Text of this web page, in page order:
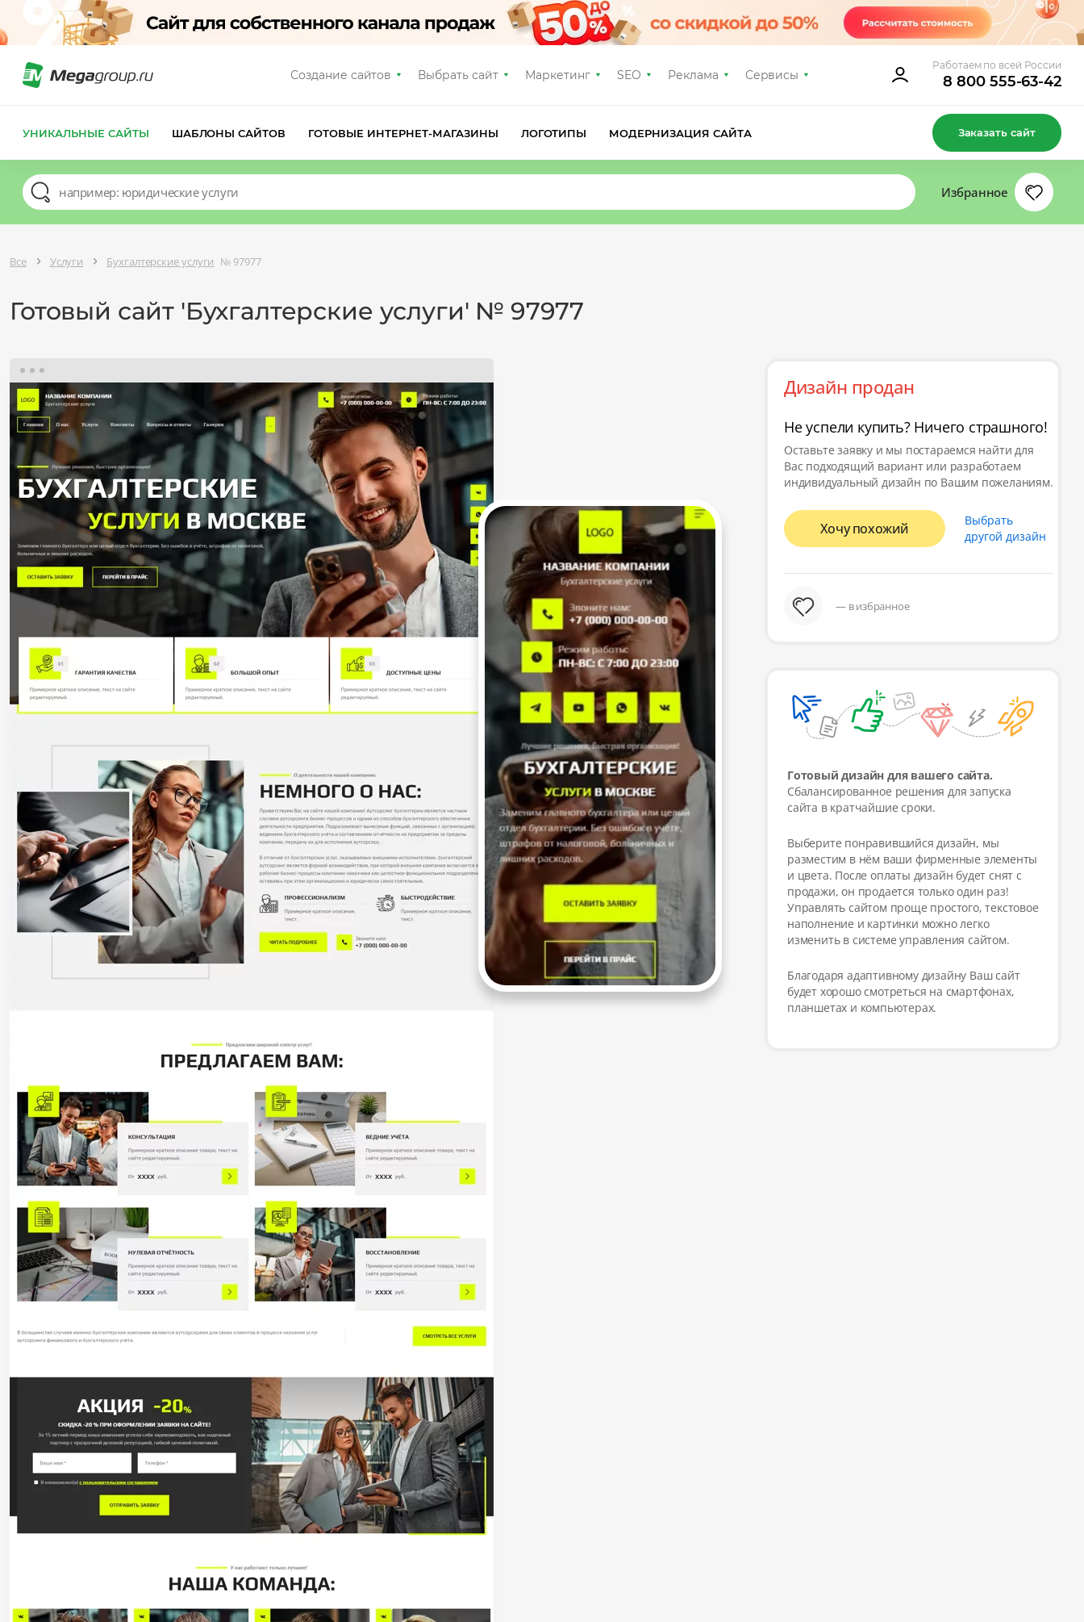
Создание сайтов Выбрать сайт Маркетинг SEO Реклама Сервисы
Работаем по всей России
8 800 555-63-42
УНИКАЛЬНЫЕ САЙТЫ ШАБЛОНЫ САЙТОВ ГОТОВЫЕ ИНТЕРНЕТ-МАГАЗИНЫ ЛОГОТИПЫ МОДЕРНИЗАЦИЯ САЙТА Заказать сайт
Избранное
Все Услуги Бухгалтерские услуги № 97977
Готовый сайт 'Бухгалтерские услуги' № 97977
Дизайн продан
Не успели купить? Ничего страшного!
Оставьте заявку и мы постараемся найти для
Вас подходящий вариант или разработаем
индивидуальный дизайн по Вашим пожеланиям.
Хочу похожий
Выбрать
другой дизайн
— в избранное
Готовый дизайн для вашего сайта.
Сбалансированное решения для запуска
сайта в кратчайшие сроки.
Выберите понравившийся дизайн, мы
разместим в нём ваши фирменные элементы
и цвета. После оплаты дизайн будет снят с
продажи, он продается только один раз!
Управлять сайтом проще простого, текстовое
наполнение и картинки можно легко
изменить в системе управления сайтом.
Благодаря адаптивному дизайну Ваш сайт
будет хорошо смотреться на смартфонах,
планшетах и компьютерах.